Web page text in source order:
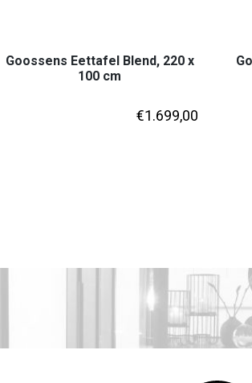
Goossens Eettafel Blend, 220 x
100 cm
€1.699,00